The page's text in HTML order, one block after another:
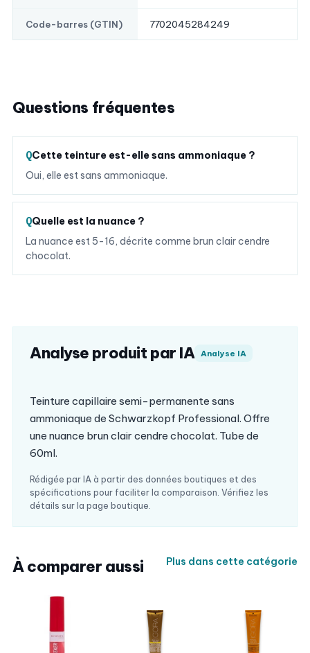
Code-barres (GTIN) 7702045284249
Questions fréquentes
Cette teinture est-elle sans ammoniaque ?
Oui, elle est sans ammoniaque.
Quelle est la nuance ?
La nuance est 5-16, décrite comme brun clair cendre
chocolat.
Analyse produit par IA Analyse IA
Teinture capillaire semi-permanente sans
ammoniaque de Schwarzkopf Professional. Offre
une nuance brun clair cendre chocolat. Tube de
60ml.
Rédigée par IA à partir des données boutiques et des
spécifications pour faciliter la comparaison. Vérifiez les
détails sur la page boutique.
À comparer aussi Plus dans cette catégorie